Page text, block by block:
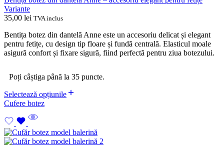
Variante
35,00 lei TVA inclus
Bentița botez din dantelă Anne este un accesoriu delicat și elegant
pentru fetițe, cu design tip floare și fundă centrală. Elasticul moale
asigură confort și fixare sigură, fiind perfectă pentru ziua botezului.
Poți câștiga până la 35 puncte.
Selectează opțiunile
Cufere botez